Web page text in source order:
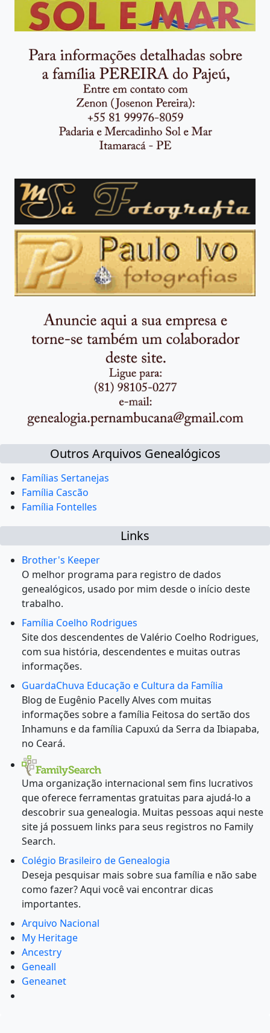
Outros Arquivos Genealógicos
Famílias Sertanejas
Família Cascão
Família Fontelles
Links
Brother's Keeper
O melhor programa para registro de dados
genealógicos, usado por mim desde o início deste
trabalho.
Família Coelho Rodrigues
Site dos descendentes de Valério Coelho Rodrigues,
com sua história, descendentes e muitas outras
informações.
GuardaChuva Educação e Cultura da Família
Blog de Eugênio Pacelly Alves com muitas
informações sobre a família Feitosa do sertão dos
Inhamuns e da família Capuxú da Serra da Ibiapaba,
no Ceará.
Uma organização internacional sem fins lucrativos
que oferece ferramentas gratuitas para ajudá-lo a
descobrir sua genealogia. Muitas pessoas aqui neste
site já possuem links para seus registros no Family
Search.
Colégio Brasileiro de Genealogia
Deseja pesquisar mais sobre sua família e não sabe
como fazer? Aqui você vai encontrar dicas
importantes.
Arquivo Nacional
My Heritage
Ancestry
Geneall
Geneanet